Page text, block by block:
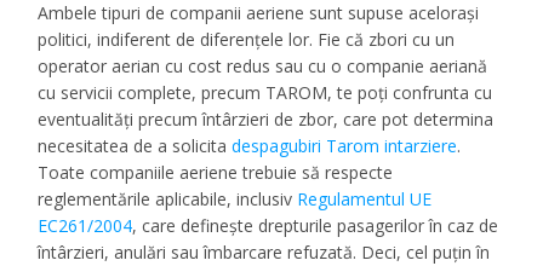
Ambele tipuri de companii aeriene sunt supuse acelorași
politici, indiferent de diferențele lor. Fie că zbori cu un
operator aerian cu cost redus sau cu o companie aeriană
cu servicii complete, precum TAROM, te poți confrunta cu
eventualități precum întârzieri de zbor, care pot determina
necesitatea de a solicitadespagubiri Tarom intarziere.
Toate companiile aeriene trebuie să respecte
reglementările aplicabile, inclusiv Regulamentul UE
EC261/2004, care definește drepturile pasagerilor în caz de
întârzieri, anulări sau îmbarcare refuzată. Deci, cel puțin în